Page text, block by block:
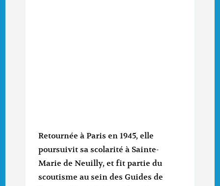
Retournée à Paris en 1945, elle
poursuivit sa scolarité à Sainte-
Marie de Neuilly, et fit partie du
scoutisme au sein des Guides de